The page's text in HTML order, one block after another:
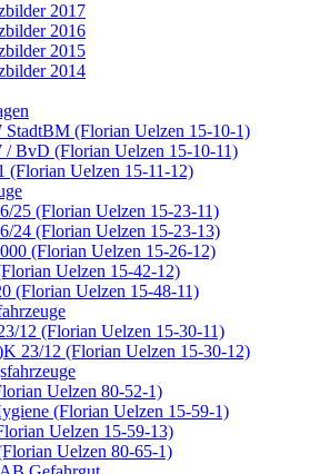
2017
2016
2015
2014
(Florian Uelzen 15-10-1)
/ BvD (Florian Uelzen 15-10-11)
(Florian Uelzen 15-11-12)
25 (Florian Uelzen 15-23-11)
24 (Florian Uelzen 15-23-13)
(Florian Uelzen 15-26-12)
Uelzen 15-42-12)
(Florian Uelzen 15-48-11)
12 (Florian Uelzen 15-30-11)
23/12 (Florian Uelzen 15-30-12)
Uelzen 80-52-1)
(Florian Uelzen 15-59-1)
Uelzen 15-59-13)
Uelzen 80-65-1)